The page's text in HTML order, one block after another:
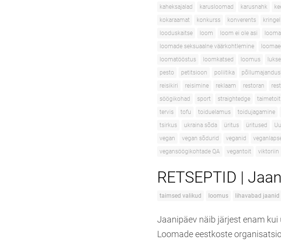
kaheksajalad
karusloomad karusnahk
kokaraamat
konkurss konverents kringel
looduskaitse
loom loom ei ole asi
loomade seksuaalne väärkohtlemine
loomatööstus
loomkatsed loomus
pesto
petitsioon poliitika
reisikiri
reisimine reklaam restoran
söögikohad
sport straightedge taimetoit
tervis
tofu toiduelamus toidujagamine
tsirkus
ukraina sõda üritus üritused
vegan
vegan sõdurid veganid
vegansöögikohtade QA
vegantoit viktoriin
RETSEPTID |
taimsed valikud loomus lihavabad jaanid
Jaanipäev näib järjest enam
Loomade eestkoste